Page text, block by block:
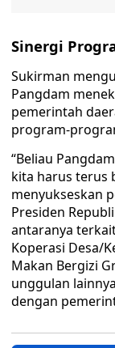
Sinergi
Sukirman
Pangdam
pemerintah
program-
“Beliau
kita harus terus
menyukseskan
Presiden
antaranya
Koperasi Desa/
Makan Bergizi
unggulan
dengan